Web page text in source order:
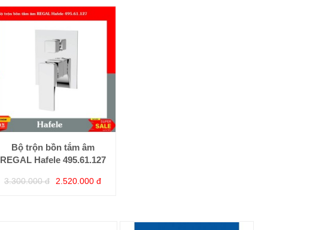
Bộ trộn bồn tắm âm
REGAL Hafele 495.61.127
3.300.000 đ 2.520.000 đ